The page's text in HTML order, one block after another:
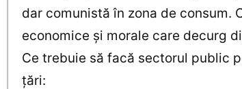
dar comunistă în zona de consum.
economice şi morale care decurg
Ce trebuie să facă sectorul public
ţări: